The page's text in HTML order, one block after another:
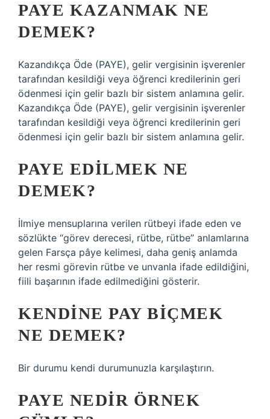
PAYE KAZANMAK NE
DEMEK?
Kazandıkça Öde (PAYE), gelir vergisinin işverenler
tarafından kesildiği veya öğrenci kredilerinin geri
ödenmesi için gelir bazlı bir sistem anlamına gelir.
Kazandıkça Öde (PAYE), gelir vergisinin işverenler
tarafından kesildiği veya öğrenci kredilerinin geri
ödenmesi için gelir bazlı bir sistem anlamına gelir.
PAYE EDILMEK NE
DEMEK?
İlmiye mensuplarına verilen rütbeyi ifade eden ve
sözlükte “görev derecesi, rütbe, rütbe” anlamlarına
gelen Farsça pâye kelimesi, daha geniş anlamda
her resmi görevin rütbe ve unvanla ifade edildiğini,
fiili başarının ifade edilmediğini gösterir.
KENDINE PAY BIÇMEK
NE DEMEK?
Bir durumu kendi durumunuzla karşılaştırın.
PAYE NEDIR ÖRNEK